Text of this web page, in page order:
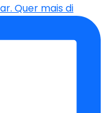
Quer mais di